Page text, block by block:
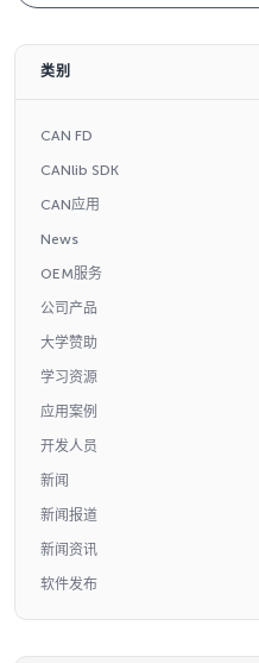
类别
CAN FD
CANlib SDK
CAN应用
News
OEM服务
公司产品
大学赞助
学习资源
应用案例
开发人员
新闻
新闻报道
新闻资讯
软件发布